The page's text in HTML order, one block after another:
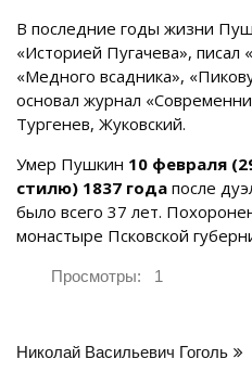
В последние годы жизни
«Историей Пугачева», писал
«Медного всадника»,
основал журнал
Тургенев, Жуковский.
Умер Пушкин 10 февраля
стилю) 1837 года после
было всего 37 лет.
монастыре Псковской
Просмотры: 1
Николай Васильевич Гоголь